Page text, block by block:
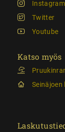
Instagram
Twitter
Youtube
Katso myös
Seinäjoen